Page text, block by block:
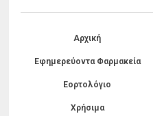
Αρχική
Εφημερεύοντα Φαρμακεία
Εορτολόγιο
Χρήσιμα